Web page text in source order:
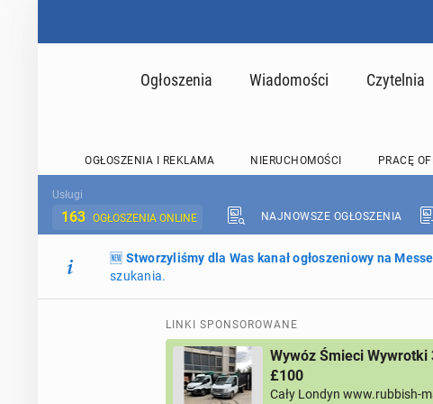
Ogłoszenia Wiadomości Czytelnia
OGŁOSZENIA I REKLAMA NIERUCHOMOŚCI PRACĘ
Usługi
163 OGŁOSZENIA ONLINE NAJNOWSZE OGŁOSZENIA
🆕 Stworzyliśmy dla Was kanał ogłoszeniowy na
szukania.
LINKI SPONSOROWANE
Wywóz Śmieci Wywrotki
£100
Cały Londyn www.rubbish-